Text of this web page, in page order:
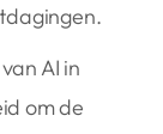
AI in
om de